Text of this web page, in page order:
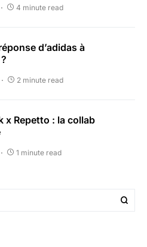
4 minute read
d’adidas à
2 minute read
x Repetto : la collab
1 minute read